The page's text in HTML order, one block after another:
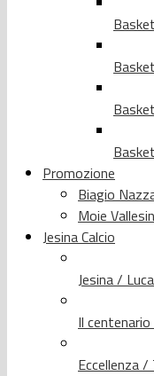
Promozione
Biagio
Moie
Jesina Calcio
Jesina /
Il
Eccellenza